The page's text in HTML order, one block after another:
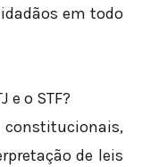
em todo
e o STF?
de leis